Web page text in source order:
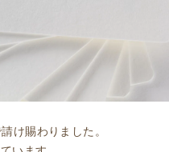
け賜わりました。